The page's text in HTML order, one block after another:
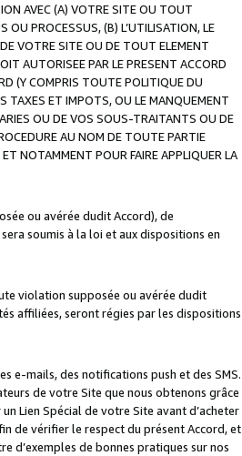
AVEC (A) VOTRE SITE OU TOUT
OU PROCESSUS, (B) L’UTILISATION, LE
VOTRE SITE OU DE TOUT ELEMENT
AUTORISEE PAR LE PRESENT ACCORD
(Y COMPRIS TOUTE POLITIQUE DU
TAXES ET IMPOTS, OU LE MANQUEMENT
OU DE VOS SOUS-TRAITANTS OU DE
AU NOM DE TOUTE PARTIE
NOTAMMENT POUR FAIRE APPLIQUER LA
ou avérée dudit Accord), de
soumis à la loi et aux dispositions en
violation supposée ou avérée dudit
affiliées, seront régies par les dispositions
e-mails, des notifications push et des SMS.
de votre Site que nous obtenons grâce
Lien Spécial de votre Site avant d’acheter
de vérifier le respect du présent Accord, et
d’exemples de bonnes pratiques sur nos